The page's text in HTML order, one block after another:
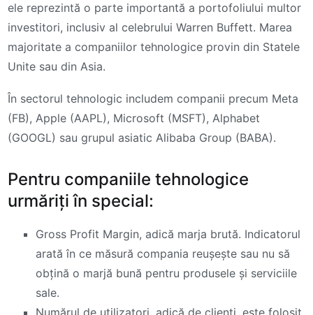
ele reprezintă o parte importantă a portofoliului multor
investitori, inclusiv al celebrului Warren Buffett. Marea
majoritate a companiilor tehnologice provin din Statele
Unite sau din Asia.
În sectorul tehnologic includem companii precum Meta
(FB), Apple (AAPL), Microsoft (MSFT), Alphabet
(GOOGL) sau grupul asiatic Alibaba Group (BABA).
Pentru companiile tehnologice
urmăriți în special:
Gross Profit Margin, adică marja brută. Indicatorul
arată în ce măsură compania reușește sau nu să
obțină o marjă bună pentru produsele și serviciile
sale.